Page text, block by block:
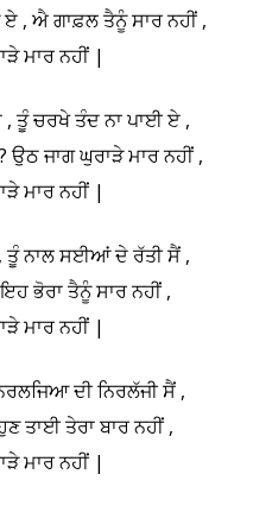
ਐ ਗਾਫ਼ਲ ਤੈਨੂੰ ਸਾਰ ਨਹੀਂ ,
ਮਾਰ ਨਹੀਂ |
ਤੂੰ ਚਰਖੇ ਤੰਦ ਨਾ ਪਾਈ ਏ ,
ਉਠ ਜਾਗ ਘੁਰਾੜੇ ਮਾਰ ਨਹੀਂ ,
ਮਾਰ ਨਹੀਂ |
ਤੂੰ ਨਾਲ ਸਈਆਂ ਦੇ ਰੱਤੀ ਸੈਂ ,
ਭੋਰਾ ਤੈਨੂੰ ਸਾਰ ਨਹੀਂ ,
ਮਾਰ ਨਹੀਂ |
ਦੀ ਨਿਰਲੱਜੀ ਸੈਂ ,
ਤਾਈ ਤੇਰਾ ਬਾਰ ਨਹੀਂ ,
ਮਾਰ ਨਹੀਂ |